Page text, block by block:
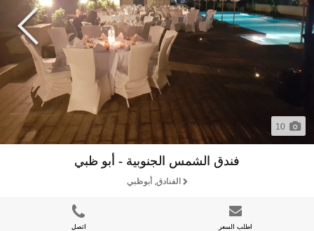
10
فندق الشمس الجنوبية - أبو ظبي
الفنادق, أبوظبي
اطلب السعر اتصل